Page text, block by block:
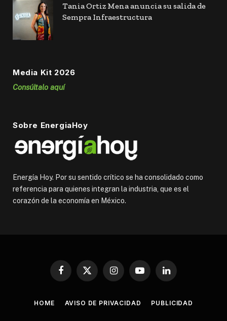
Tania Ortiz Mena anuncia su salida de
Sempra Infraestructura
Media Kit 2026
Consúltalo aquí
Sobre EnergiaHoy
Energía Hoy. Por su sentido crítico se ha consolidado como
referencia para quienes integran la industria, que es el
corazón de la economía en México.
Facebook
X
InstagramYouTubeLinkedIn
HOME AVISO DE PRIVACIDAD PUBLICIDAD